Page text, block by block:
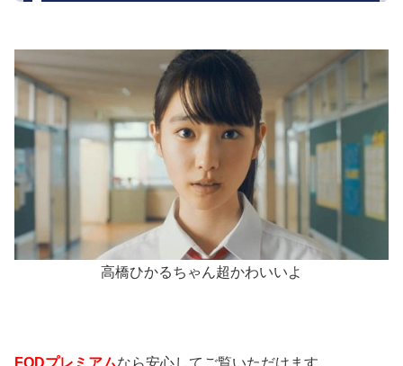
高橋ひかるちゃん超かわいいよ
FODプレミアムなら安心してご覧いただけます。